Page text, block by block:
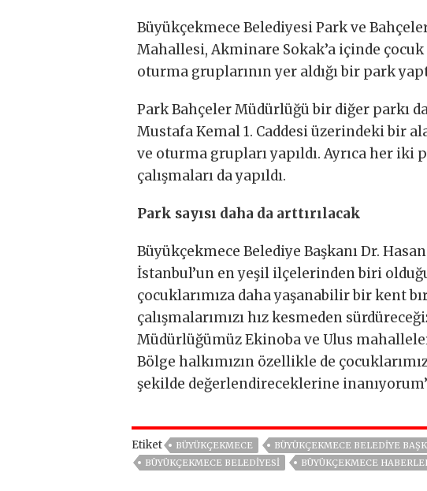
Büyükçekmece Belediyesi Park ve
Mahallesi, Akminare Sokak’a içinde
oturma gruplarının yer aldığı bir park
Park Bahçeler Müdürlüğü bir diğer parkı
Mustafa Kemal 1. Caddesi üzerindeki bir
ve oturma grupları yapıldı. Ayrıca her iki
çalışmaları da yapıldı.
Park sayısı daha da arttırılacak
Büyükçekmece Belediye Başkanı Dr.
İstanbul’un en yeşil ilçelerinden biri
çocuklarımıza daha yaşanabilir bir kent
çalışmalarımızı hız kesmeden
Müdürlüğümüz Ekinoba ve Ulus
Bölge halkımızın özellikle de
şekilde değerlendireceklerine
Etiket BÜYÜKÇEKMECE
BÜYÜKÇEKMECE BELEDIYE
BÜYÜKÇEKMECE BELEDIYESI
BÜYÜKÇEKMECE